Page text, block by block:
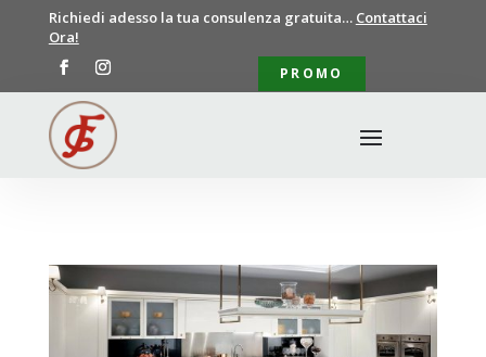
Richiedi adesso la tua consulenza gratuita… Contattaci
Ora!
PROMO